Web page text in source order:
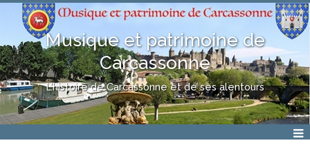
Musique et patrimoine de
Carcassonne
L'histoire de Carcassonne et de ses alentours